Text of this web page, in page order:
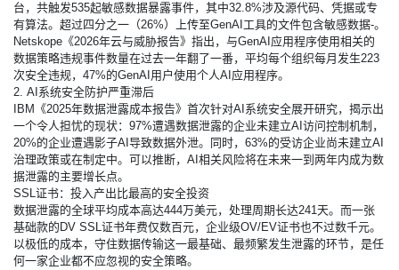
台，共触发535起敏感数据暴露事件，其中32.8%涉及源代码、凭据或专
有算法。超过四分之一（26%）上传至GenAI工具的文件包含敏感数据-。
Netskope《2026年云与威胁报告》指出，与GenAI应用程序使用相关的
数据策略违规事件数量在过去一年翻了一番，平均每个组织每月发生223
次安全违规，47%的GenAI用户使用个人AI应用程序。
2. AI系统安全防护严重滞后
IBM《2025年数据泄露成本报告》首次针对AI系统安全展开研究，揭示出
一个令人担忧的现状：97%遭遇数据泄露的企业未建立AI访问控制机制，
20%的企业遭遇影子AI导致数据外泄。同时，63%的受访企业尚未建立AI
治理政策或在制定中。可以推断，AI相关风险将在未来一到两年内成为数
据泄露的主要增长点。
SSL证书：投入产出比最高的安全投资
数据泄露的全球平均成本高达444万美元，处理周期长达241天。而一张
基础款的DV SSL证书年费仅数百元，企业级OV/EV证书也不过数千元。
以极低的成本，守住数据传输这一最基础、最频繁发生泄露的环节，是任
何一家企业都不应忽视的安全策略。